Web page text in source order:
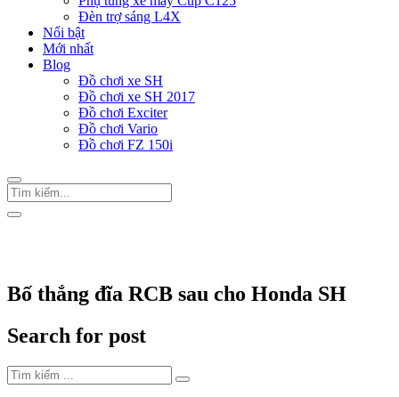
Đèn trợ sáng L4X
Nổi bật
Mới nhất
Blog
Đồ chơi xe SH
Đồ chơi xe SH 2017
Đồ chơi Exciter
Đồ chơi Vario
Đồ chơi FZ 150i
Bố thắng đĩa RCB sau cho Honda SH
Search for post